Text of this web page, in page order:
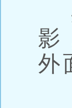
影
外